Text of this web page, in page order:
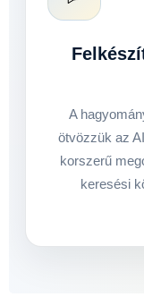
A
ötvözzük az
korszerű
keresési